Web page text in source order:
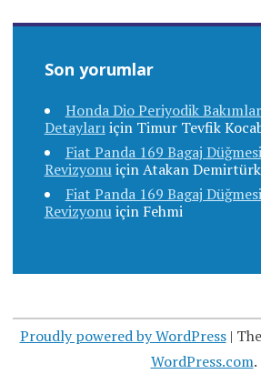
Son yorumlar
Honda Dio Periyodik
Detaylarıiçin Timur Tevfik
Fiat Panda 169 Bagaj
RevizyonuiçinAtakan Demirtürk
Fiat Panda 169 Bagaj
Revizyonuiçin Fehmi
Proudly powered by WordPress |
WordPress.com.